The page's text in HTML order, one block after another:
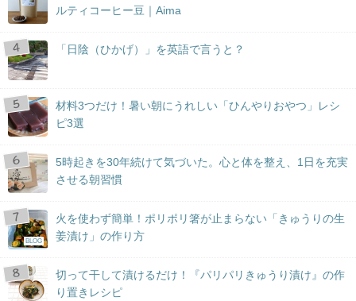
ルティコーヒー豆｜Aima
「日陰（ひかげ）」を英語で言うと？
材料3つだけ！暑い朝にうれしい「ひんやりおやつ」レシ
ピ3選
5時起きを30年続けて気づいた。心と体を整え、1日を充実
させる朝習慣
BLOG
火を使わず簡単！ポリポリ箸が止まらない「きゅうりの生
姜漬け」の作り方
切って干して漬けるだけ！『パリパリきゅうり漬け』の作
り置きレシピ